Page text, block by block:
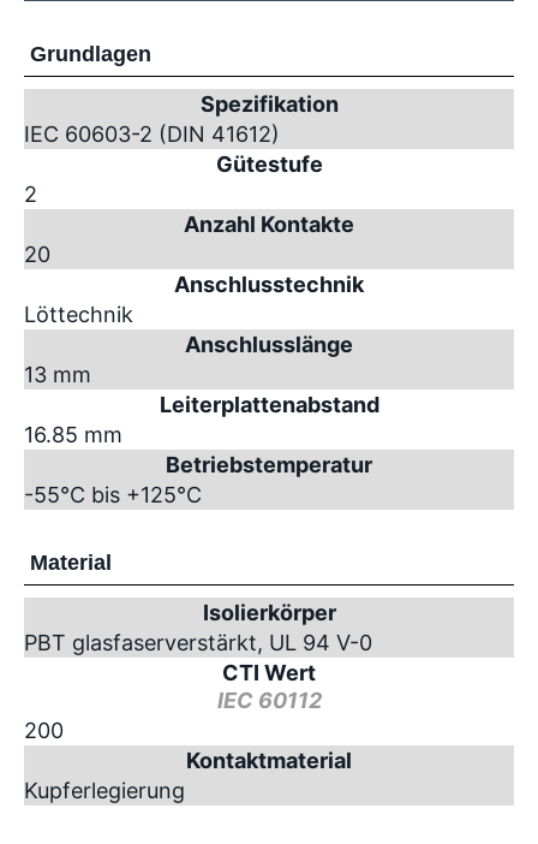
Grundlagen
Spezifikation
IEC 60603-2 (DIN 41612)
Gütestufe
2
Anzahl Kontakte
20
Anschlusstechnik
Löttechnik
Anschlusslänge
13 mm
Leiterplattenabstand
16.85 mm
Betriebstemperatur
-55°C bis +125°C
Material
Isolierkörper
PBT glasfaserverstärkt, UL 94 V-0
CTI Wert
IEC 60112
200
Kontaktmaterial
Kupferlegierung